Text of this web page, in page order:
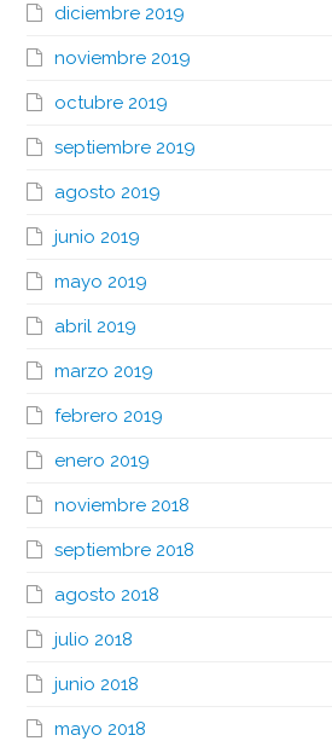
diciembre 2019
noviembre 2019
octubre 2019
septiembre 2019
agosto 2019
junio 2019
mayo 2019
abril 2019
marzo 2019
febrero 2019
enero 2019
noviembre 2018
septiembre 2018
agosto 2018
julio 2018
junio 2018
mayo 2018